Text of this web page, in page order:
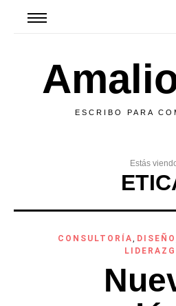
ESCRIBO PARA
Estás
CONSULTORÍA, DISEÑO